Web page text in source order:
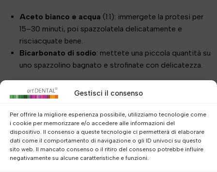
Gestisci il consenso
Per offrire la migliore esperienza possibile, utilizziamo tecnologie come
i cookie per memorizzare e/o accedere alle informazioni del
dispositivo. Il consenso a queste tecnologie ci permetterà di elaborare
dati come il comportamento di navigazione o gli ID univoci su questo
sito web. Il mancato consenso o il ritiro del consenso potrebbe influire
negativamente su alcune caratteristiche e funzioni.
Aceto bianco e acqua (1:1): immergete la protesi per
15–30 minuti, poi spazzolatela delicatamente e
risciacquate bene.
Bicarbonato di sodio: mettete una piccola quantità su
uno spazzolino bagnato e strofinate con delicatezza.
⚠️Attenzione: se la vostra protesi haparti metalliche
4. Pulizia professionale nello studio dentistico
Se il tartaro è particolarmente ostinato, è consigliabile una